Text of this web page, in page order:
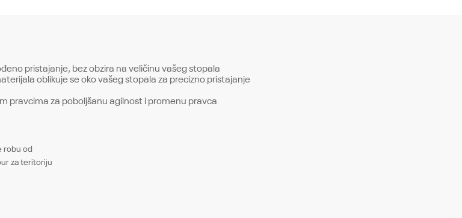
pristajanje, bez obzira na veličinu vašeg stopala
oblikuje se oko vašeg stopala za precizno pristajanje
pravcima za poboljšanu agilnost i promenu pravca
robu od
za teritoriju